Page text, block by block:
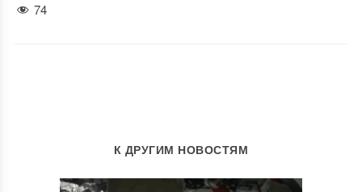
74
К ДРУГИМ НОВОСТЯМ